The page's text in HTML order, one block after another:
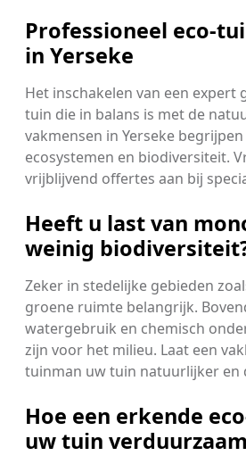
Professioneel eco-
in Yerseke
Het inschakelen van een expert
tuin die in balans is met de
vakmensen in Yerseke
ecosystemen en biodiversiteit.
vrijblijvend offertes aan bij
Heeft u last van
weinig
Zeker in stedelijke gebieden
groene ruimte belangrijk.
watergebruik en chemisch
zijn voor het milieu. Laat een
tuinman uw tuin natuurlijker en
Hoe een erkende
uw tuin